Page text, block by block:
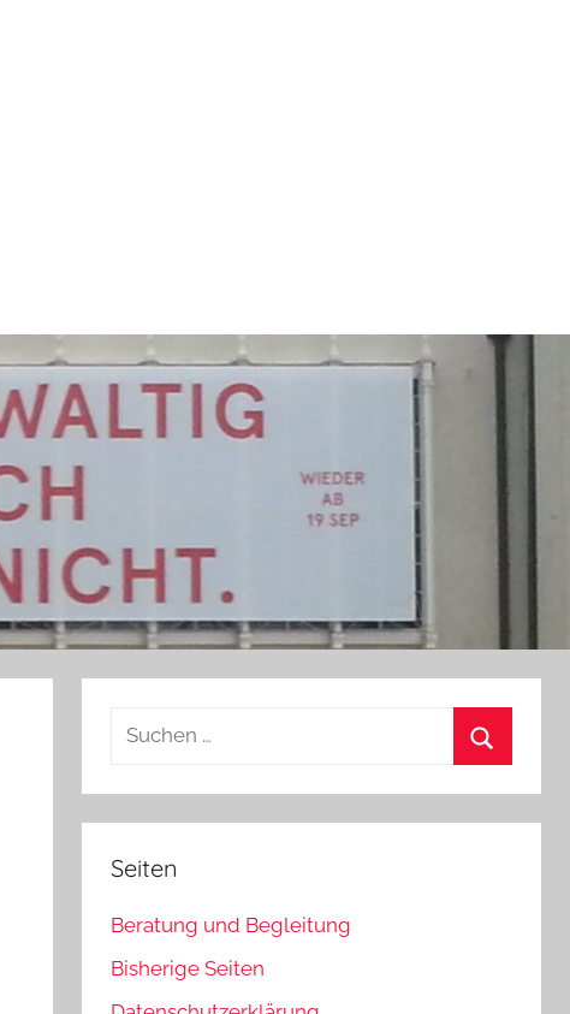
Suchen
Seiten
Beratung und Begleitung
Bisherige Seiten